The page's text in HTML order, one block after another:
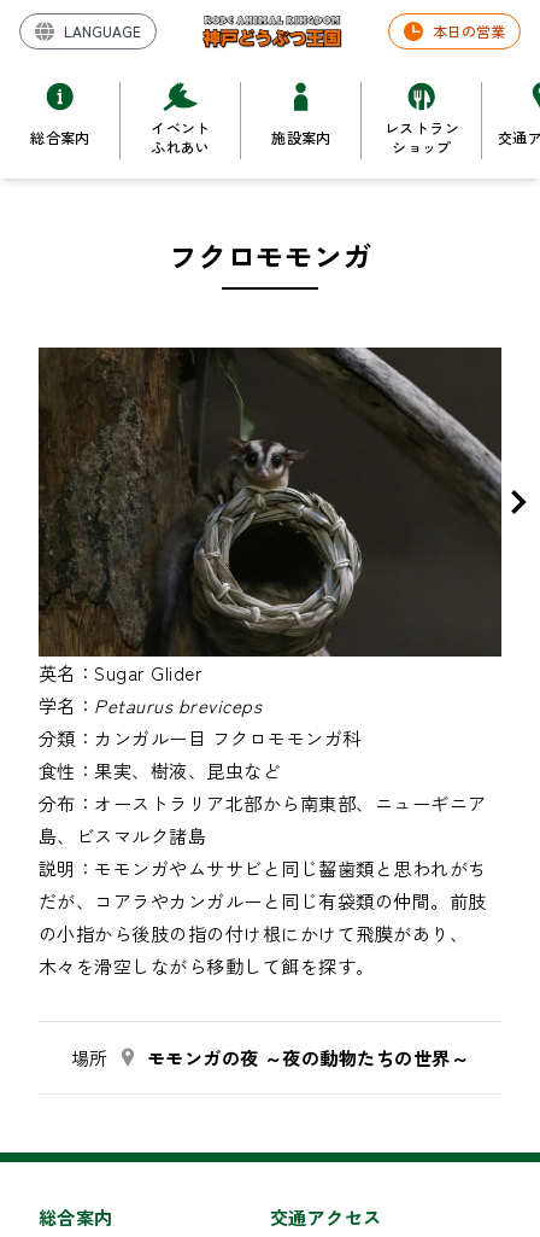
LANGUAGE 本日の営業
総合案内
イベント
ふれあい
施設案内
レストラン
ショップ
交通
フクロモモンガ
英名：Sugar Glider
学名： Petaurus breviceps
分類： カンガルー目 フクロモモンガ科
食性： 果実、樹液、昆虫など
分布： オーストラリア北部から南東部、ニューギニア
島、ビスマルク諸島
説明： モモンガやムササビと同じ齧歯類と思われがち
だが、コアラやカンガルーと同じ有袋類の仲間。前肢
の小指から後肢の指の付け根にかけて飛膜があり、
場所 モモンガの夜 ～夜の動物たちの世界～
総合案内 交通アクセス